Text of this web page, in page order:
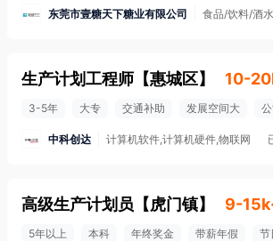
东莞市壹糖天下糖业有限公司 食品/饮料/酒水
生产计划工程师 【惠城区】 10-
3-5年 大专 交通补助 发展空间大
中科创达 计算机软件,计算机硬件,物联网
高级生产计划员 【虎门镇】 9-
5年以上 本科 年终奖金 带薪年假 节